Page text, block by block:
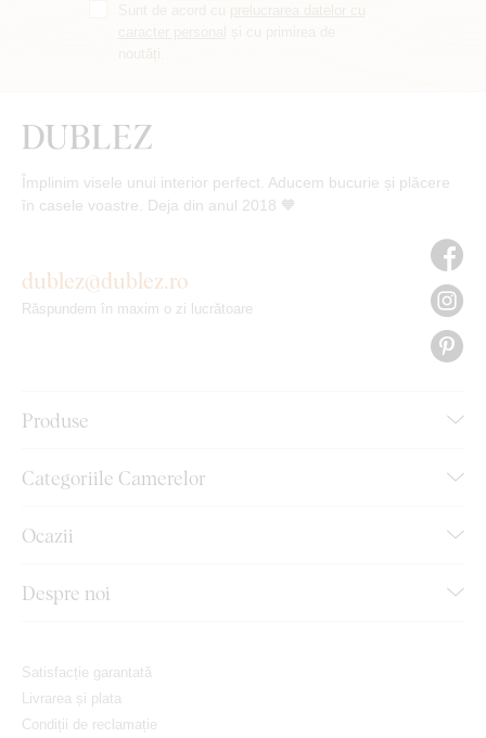
Împlinim visele unui interior perfect. Aducem bucurie și plăcere
în casele voastre. Deja din anul 2018 🧡
Produse
Categoriile Camerelor
Ocazii
Despre noi
dublez@dublez.ro
Răspundem în maxim o zi lucrătoare
Satisfacție garantată
Livrarea și plata
Condiții de reclamație